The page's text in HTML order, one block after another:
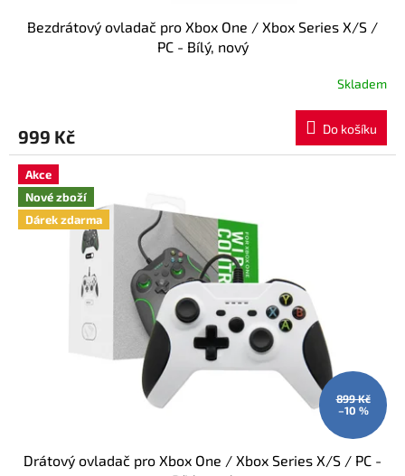
Bezdrátový ovladač pro Xbox One / Xbox Series X/S /
PC - Bílý, nový
Skladem
999 Kč Do košíku
Akce
Nové zboží
Dárek zdarma
899 Kč
–10 %
Drátový ovladač pro Xbox One / Xbox Series X/S / PC -